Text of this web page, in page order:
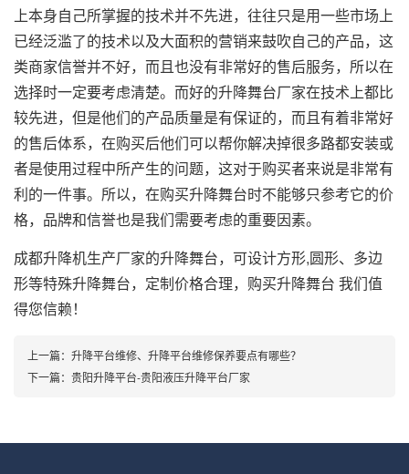
上本身自己所掌握的技术并不先进，往往只是用一些市场上
已经泛滥了的技术以及大面积的营销来鼓吹自己的产品，这
类商家信誉并不好，而且也没有非常好的售后服务，所以在
选择时一定要考虑清楚。而好的升降舞台厂家在技术上都比
较先进，但是他们的产品质量是有保证的，而且有着非常好
的售后体系，在购买后他们可以帮你解决掉很多路都安装或
者是使用过程中所产生的问题，这对于购买者来说是非常有
利的一件事。所以，在购买升降舞台时不能够只参考它的价
格，品牌和信誉也是我们需要考虑的重要因素。
成都升降机生产厂家的升降舞台，可设计方形,圆形、多边
形等特殊升降舞台，定制价格合理，购买升降舞台 我们值
得您信赖！
上一篇： 升降平台维修、升降平台维修保养要点有哪些？
下一篇： 贵阳升降平台-贵阳液压升降平台厂家